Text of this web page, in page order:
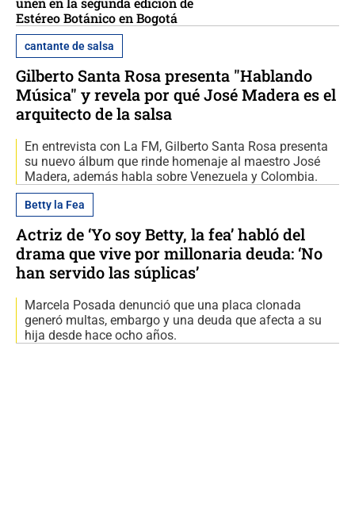
Estéreo Botánico en Bogotá
cantante de salsa
Gilberto Santa Rosa presenta "Hablando
Música" y revela por qué José Madera es el
arquitecto de la salsa
En entrevista con La FM, Gilberto Santa Rosa presenta
su nuevo álbum que rinde homenaje al maestro José
Madera, además habla sobre Venezuela y Colombia.
Betty la Fea
Actriz de ‘Yo soy Betty, la fea’ habló del
drama que vive por millonaria deuda: ‘No
han servido las súplicas’
Marcela Posada denunció que una placa clonada
generó multas, embargo y una deuda que afecta a su
hija desde hace ocho años.